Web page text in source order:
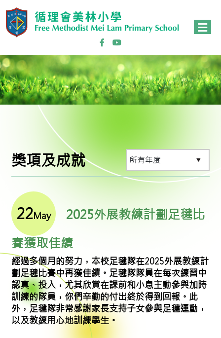
獎項及成就
22May
2025外展教練計劃足毽比
賽獲取佳績
經過多個月的努力，本校足毽隊在2025外展教練計
劃足毽比賽中再獲佳績。足毽隊隊員在每次練習中
認真、投入，尤其欣賞在課前和小息主動參與加時
訓練的隊員，你們辛勤的付出終於得到回報。此
外，足毽隊非常感謝家長支持子女參與足毽運動，
以及教練用心地訓練學生。